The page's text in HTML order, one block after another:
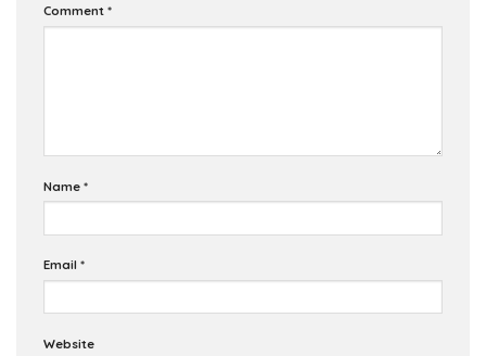
Comment *
Name *
Email *
Website